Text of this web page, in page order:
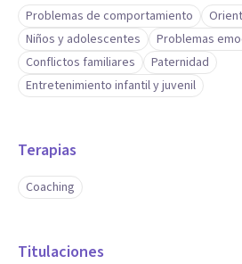
Problemas de comportamiento
Niños y adolescentes
Problemas
Conflictos familiares
Paternidad
Entretenimiento infantil y juvenil
Terapias
Coaching
Titulaciones